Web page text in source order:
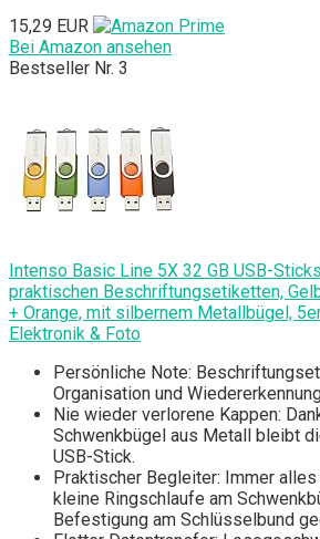
15,29 EUR
Bei Amazon ansehen
Bestseller Nr. 3
Intenso Basic Line 5X 32 GB USB-
praktischen Beschriftungsetiketten,
+ Orange, mit silbernem Metallbügel,
Elektronik & Foto
Persönliche Note:
Organisation und
Nie wieder verlorene Kappen:
Schwenkbügel aus Metall bleibt
USB-Stick.
Praktischer Begleiter: Immer
kleine Ringschlaufe am
Befestigung am Schlüsselbund